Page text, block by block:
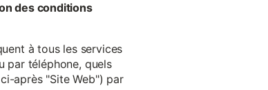
des conditions
à tous les services
par téléphone, quels
après "Site Web") par